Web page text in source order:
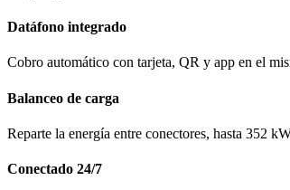
Datáfono integrado
Cobro automático con tarjeta, QR y app en el
Balanceo de carga
Reparte la energía entre conectores, hasta 352
Conectado 24/7